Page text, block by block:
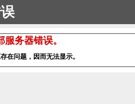
务器错误。
在问题，因而无法显示。